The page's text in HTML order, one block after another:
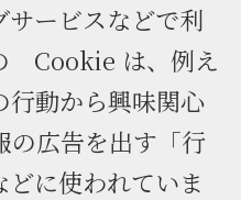
サービスなどで利
Cookie は、例え
行動から興味関心
の広告を出す「行
に使われていま